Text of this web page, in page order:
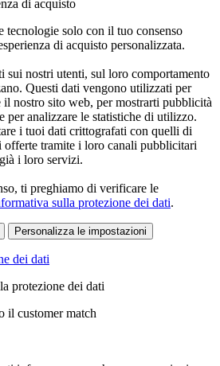
di acquisto
solo con il tuo consenso
di acquisto personalizzata.
sui nostri utenti, sul loro comportamento
Questi dati vengono utilizzati per
il nostro sito web, per mostrarti pubblicità
per analizzare le statistiche di utilizzo.
i tuoi dati crittografati con quelli di
offerte tramite i loro canali pubblicitari
i loro servizi.
ti preghiamo di verificare le
sulla protezione dei dati.
Personalizza le impostazioni
dei dati
protezione dei dati
il customer match